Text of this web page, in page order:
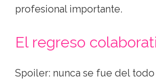
profesional importante.
El regreso
Spoiler: nunca se fue del